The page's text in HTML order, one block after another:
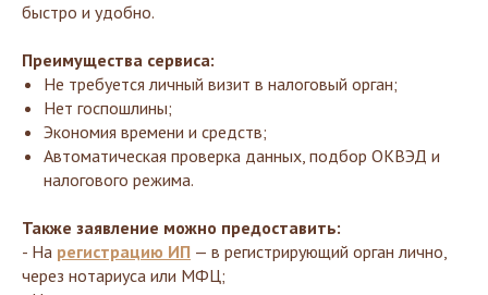
быстро и удобно.
Преимущества сервиса:
Не требуется личный визит в налоговый орган;
Нет госпошлины;
Экономия времени и средств;
Автоматическая проверка данных, подбор ОКВЭД и
налогового режима.
Также заявление можно предоставить:
- На регистрацию ИП — в регистрирующий орган лично,
через нотариуса или МФЦ;